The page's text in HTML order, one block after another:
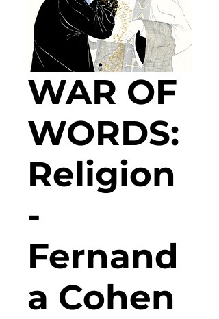
WAR OF
WORDS:
Religion
-
Fernand
a Cohen